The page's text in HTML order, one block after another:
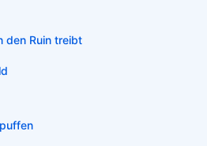
den Ruin treibt